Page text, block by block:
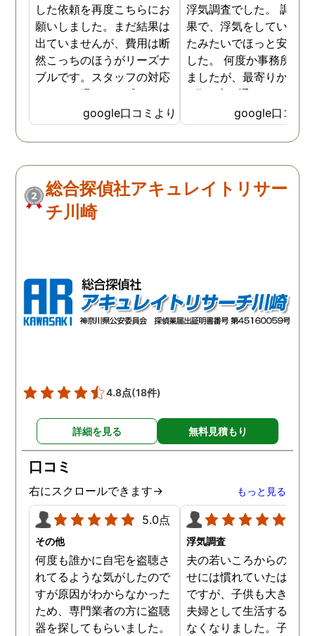
した依頼を再度こちらにお
願いしました。まだ結果は
出ていませんが、費用は断
然こっちのほうがリーズナ
ブルです。スタッフの対応
なんかも温かみを感じま
す。はじめからこちらにす
ればよかったです😢 …
google口コミより
浮気調査でした。 調査
果で、浮気をしていなか
たみたいでほっと安心し
した。 何度か事務所に
ましたが、最寄りから徒
3分程度で通いやすかっ
google口コミ
総合探偵社アキュレイトリサー
チ川崎
4.8点(18件)
詳細を見る 無料見積もり
口コミ
右にスクロールできます→ もっと見る
5.0点
その他
何度も誰かに自宅を盗聴さ
れてるような気がしたので
すが原因がわからなかった
ため、専門業者の方に盗聴
器を探してもらいました。
浮気調査
夫の若いころからの浮気
せには慣れていたはずな
ですが、子供も大きくな
夫婦として生活する自身
なくなりました。子供た